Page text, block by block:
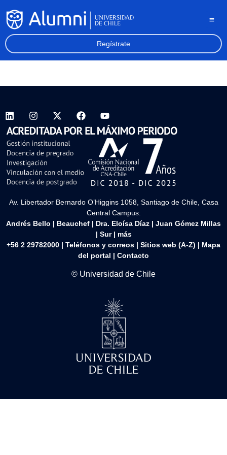
Regístrate
Av. Libertador Bernardo O’Higgins 1058, Santiago de Chile, Casa
Central Campus:
Andrés Bello | Beauchef | Dra. Eloísa Díaz | Juan Gómez Millas
| Sur| más
+56 2 29782000 | Teléfonos y correos | Sitios web (A-Z) | Mapa
del portal | Contacto
© Universidad de Chile